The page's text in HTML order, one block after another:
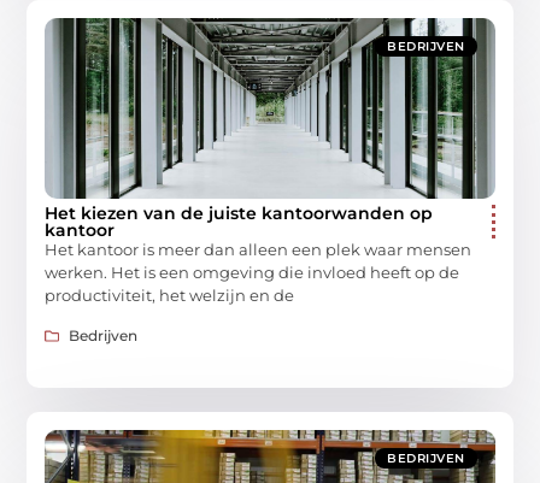
BEDRIJVEN
Het kiezen van de juiste kantoorwanden op
kantoor
Het kantoor is meer dan alleen een plek waar mensen
werken. Het is een omgeving die invloed heeft op de
productiviteit, het welzijn en de
Bedrijven
BEDRIJVEN